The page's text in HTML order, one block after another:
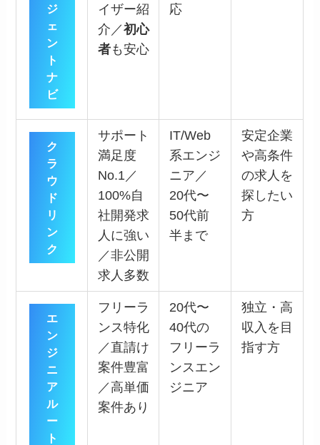
ジ
ェ
ン
ト
ナ
ビ
イザー紹
介／初心
者も安心
応
ク
ラ
ウ
ド
リ
ン
ク
サポート
満足度
No.1／
100%自
社開発求
人に強い
／非公開
求人多数
IT/Web
系エンジ
ニア／
20代〜
50代前
半まで
安定企業
や高条件
の求人を
探したい
方
エ
ン
ジ
ニ
ア
ル
ー
ト
フリーラ
ンス特化
／直請け
案件豊富
／高単価
案件あり
20代〜
40代の
フリーラ
ンスエン
ジニア
独立・高
収入を目
指す方